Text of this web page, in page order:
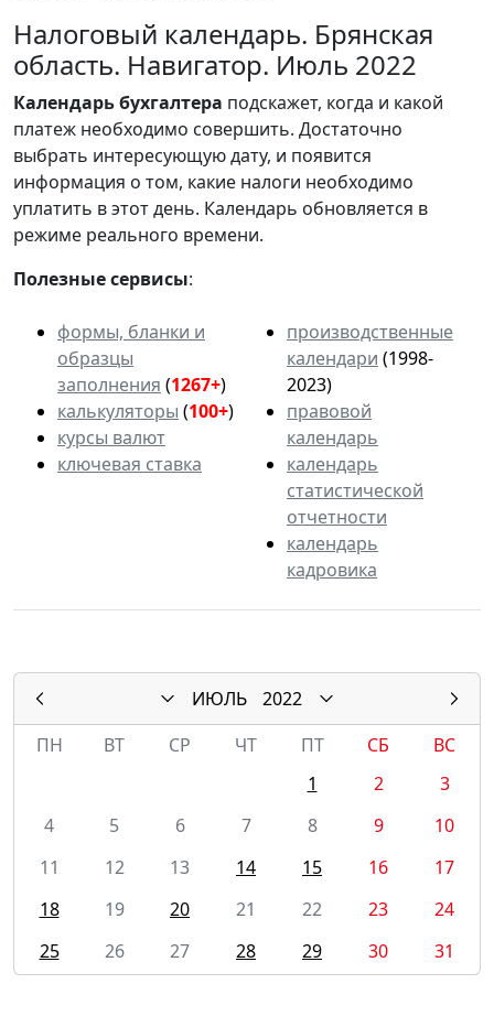
Налоговый календарь. Брянская
область. Навигатор. Июль 2022
Календарьбухгалтера подскажет, когда и какой
платеж необходимо совершить. Достаточно
выбрать интересующую дату, и появится
информация о том, какие налоги необходимо
уплатить в этот день. Календарь обновляется в
режиме реального времени.
Полезные сервисы:
формы, бланки и
образцы
заполнения (1267+)
калькуляторы (100+)
курсы валют
ключевая ставка
производственные
календари (1998-
2023)
правовой
календарь
календарь
статистической
отчетности
календарь
кадровика
ИЮЛЬ
2022
ПН
ВТ СР ЧТ ПТ СБ
ВС
1
2
3
4
5 6 7 8 9
10
11
12 13 14 15 16
17
18
19 20 21 22 23
24
25
26 27 28 29 30 31